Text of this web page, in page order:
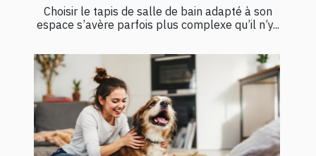
Choisir le tapis de salle de bain adapté à son
espace s’avère parfois plus complexe qu’il n’y...